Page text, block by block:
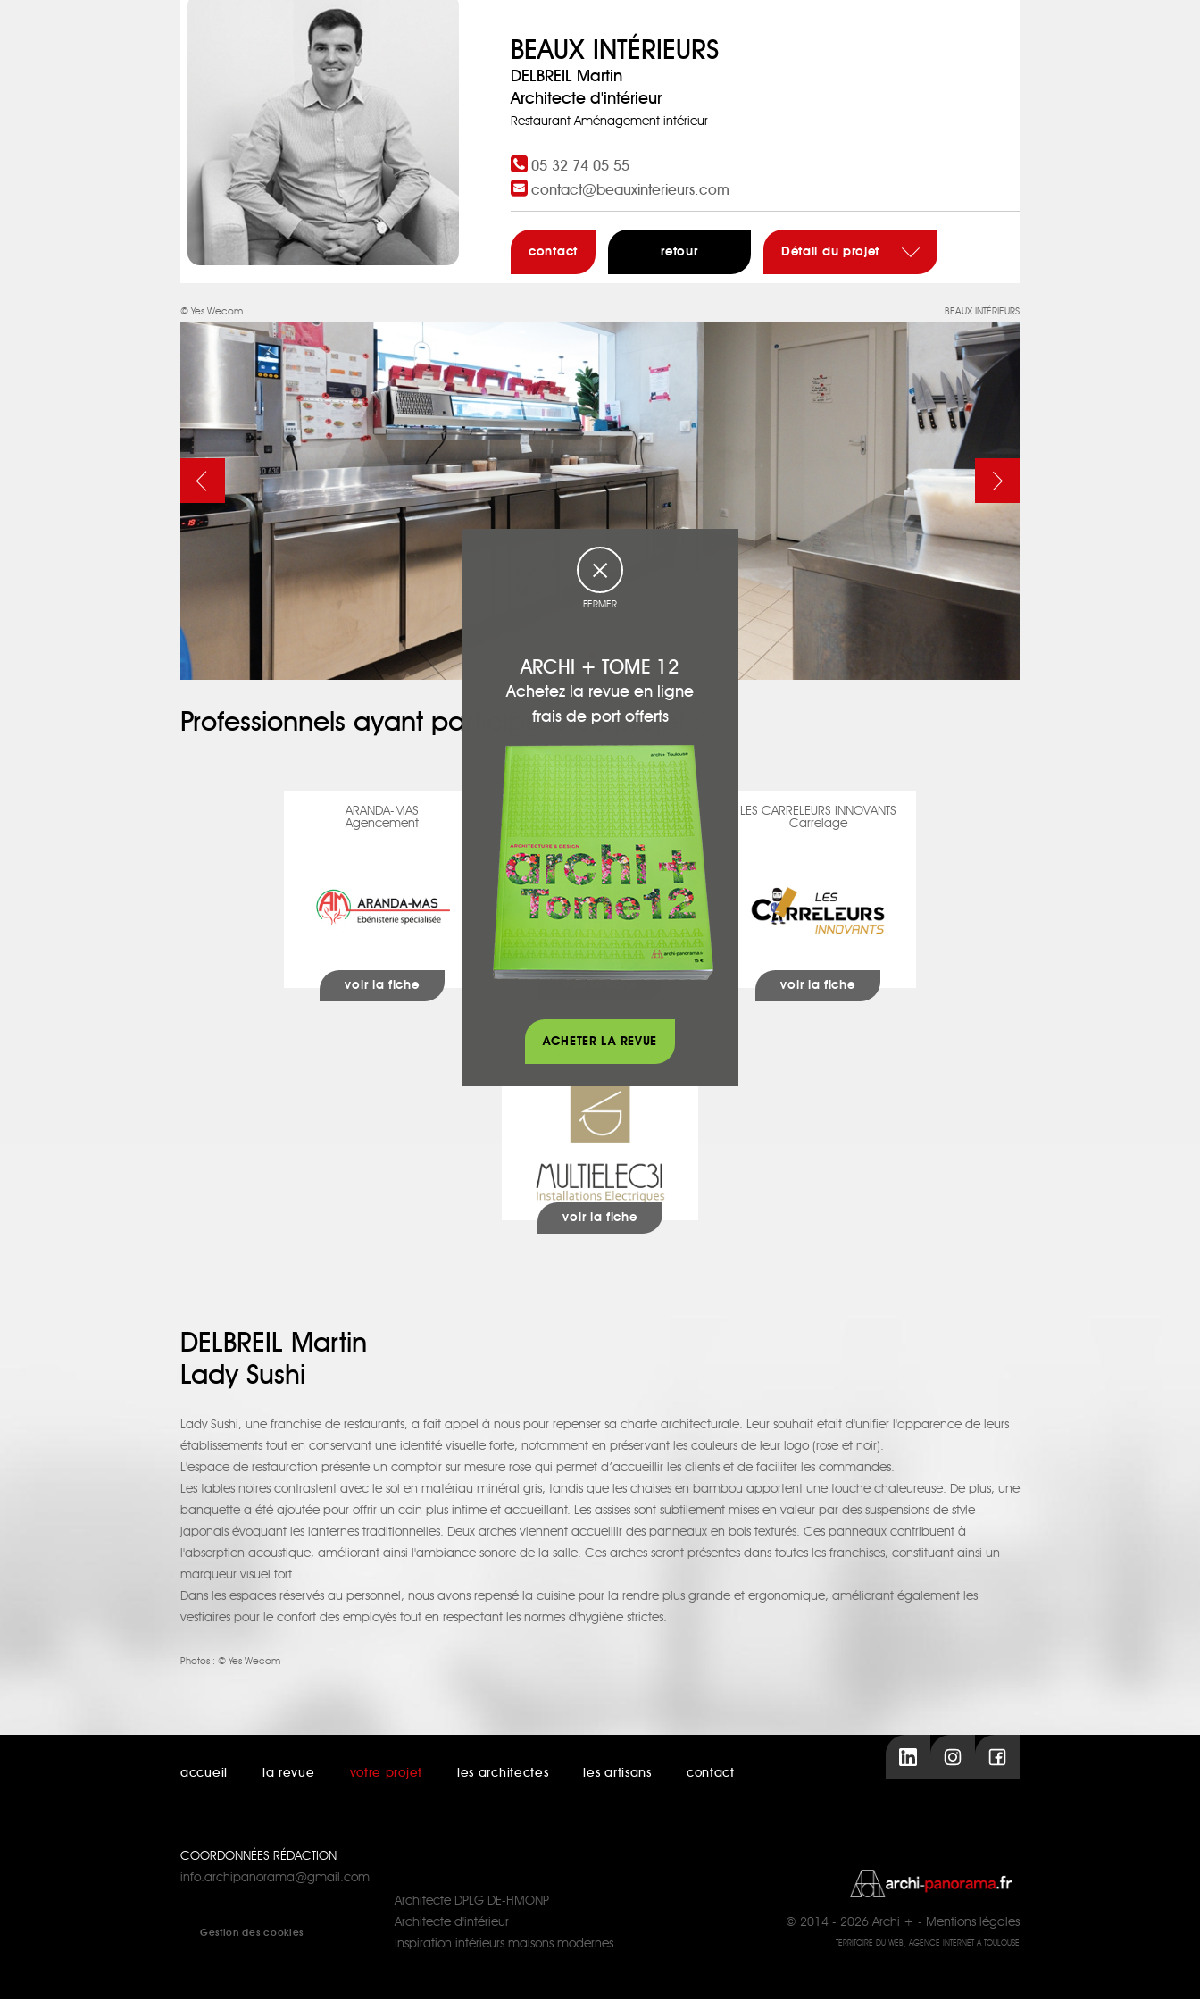
BEAUX INTÉRIEURS
DELBREIL Martin
Architecte d'intérieur
Restaurant Aménagement intérieur
05 32 74 05 55
contact@beauxinterieurs.com
contact retour Détail du projet
© Yes Wecom BEAUX INTÉRIEURS
Professionnels ayant participé à ce projet :
ARANDA-MAS
Agencement
voir la fiche
LES ARTISANS D'INTÉRIEURS
Peinture
LES CARRELEURS INNOVANTS
Carrelage
voir la fiche
MULTIELEC31
Chauffage - Climatisation
voir la fiche
DELBREIL Martin
Lady Sushi
Lady Sushi, une franchise de restaurants, a fait appel à nous pour repenser sa charte architecturale. Leur souhait était d'unifier l'apparence de leurs
établissements tout en conservant une identité visuelle forte, notamment en préservant les couleurs de leur logo (rose et noir).
L'espace de restauration présente un comptoir sur mesure rose qui permet d’accueillir les clients et de faciliter les commandes.
Les tables noires contrastent avec le sol en matériau minéral gris, tandis que les chaises en bambou apportent une touche chaleureuse. De plus, une
banquette a été ajoutée pour offrir un coin plus intime et accueillant. Les assises sont subtilement mises en valeur par des suspensions de style
japonais évoquant les lanternes traditionnelles. Deux arches viennent accueillir des panneaux en bois texturés. Ces panneaux contribuent à
l'absorption acoustique, améliorant ainsi l'ambiance sonore de la salle. Ces arches seront présentes dans toutes les franchises, constituant ainsi un
marqueur visuel fort.
Dans les espaces réservés au personnel, nous avons repensé la cuisine pour la rendre plus grande et ergonomique, améliorant également les
vestiaires pour le confort des employés tout en respectant les normes d'hygiène strictes.
Photos : © Yes Wecom
accueil la revue votre projet les architectes les artisans contact
COORDONNÉES RÉDACTION
info.archipanorama@gmail.com
Gestion des cookies
Architecte DPLG DE-HMONP
Architecte d'intérieur
Inspiration intérieurs maisons modernes
© 2014 - 2026 Archi + - Mentions légales
TERRITOIRE DU WEB, AGENCE INTERNET À TOULOUSE
FERMER
ARCHI + TOME 12
Achetez la revue en ligne
frais de port offerts
ACHETER LA REVUE